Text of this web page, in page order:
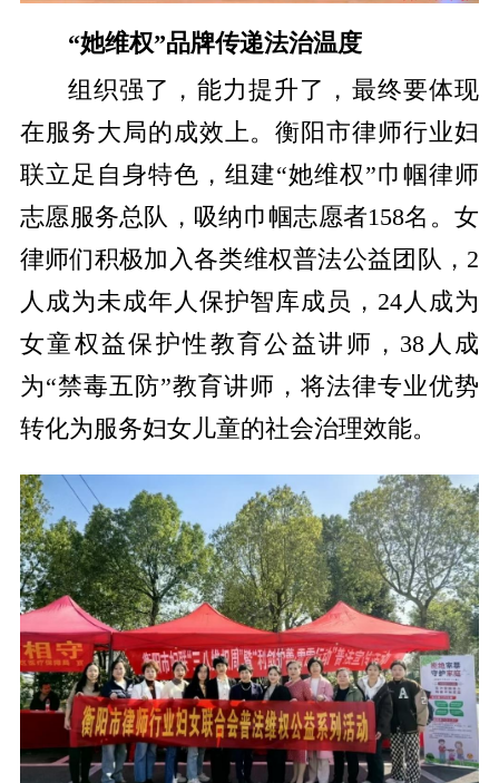
“她维权”品牌传递法治温度
组织强了，能力提升了，最终要体现
在服务大局的成效上。衡阳市律师行业妇
联立足自身特色，组建“她维权”巾帼律师
志愿服务总队，吸纳巾帼志愿者158名。女
律师们积极加入各类维权普法公益团队，2
人成为未成年人保护智库成员，24人成为
女童权益保护性教育公益讲师，38人成
为“禁毒五防”教育讲师，将法律专业优势
转化为服务妇女儿童的社会治理效能。